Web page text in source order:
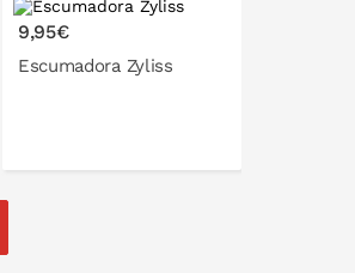
9,95€
Escumadora Zyliss